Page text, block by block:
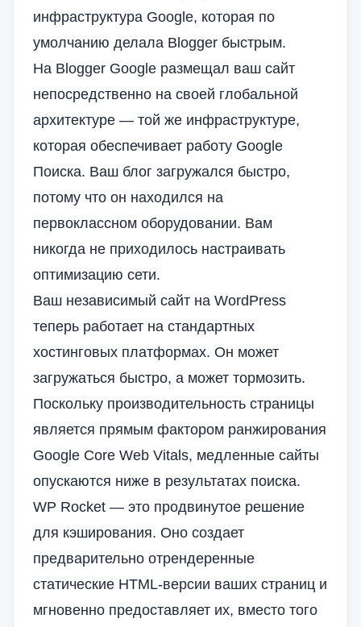
инфраструктура Google, которая по
умолчанию делала Blogger быстрым.
На Blogger Google размещал ваш сайт
непосредственно на своей глобальной
архитектуре — той же инфраструктуре,
которая обеспечивает работу Google
Поиска. Ваш блог загружался быстро,
потому что он находился на
первоклассном оборудовании. Вам
никогда не приходилось настраивать
оптимизацию сети.
Ваш независимый сайт на WordPress
теперь работает на стандартных
хостинговых платформах. Он может
загружаться быстро, а может тормозить.
Поскольку производительность страницы
является прямым фактором ранжирования
Google Core Web Vitals, медленные сайты
опускаются ниже в результатах поиска.
WP Rocket — это продвинутое решение
для кэширования. Оно создает
предварительно отрендеренные
статические HTML-версии ваших страниц и
мгновенно предоставляет их, вместо того